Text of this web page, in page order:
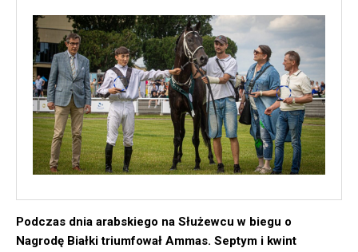
Podczas dnia arabskiego na Służewcu w biegu o
Nagrodę Białki triumfował Ammas. Septym i kwint